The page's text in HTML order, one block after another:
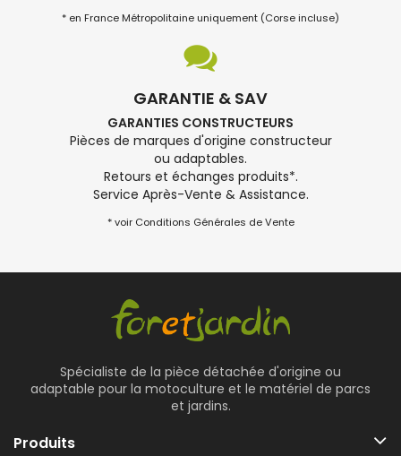
* en France Métropolitaine uniquement (Corse incluse)
GARANTIE & SAV
GARANTIES CONSTRUCTEURS
Pièces de marques d'origine constructeur
ou adaptables.
Retours et échanges produits*.
Service Après-Vente & Assistance.
* voir Conditions Générales de Vente
Spécialiste de la pièce détachée d'origine ou
adaptable pour la motoculture et le matériel de parcs
et jardins.
Produits